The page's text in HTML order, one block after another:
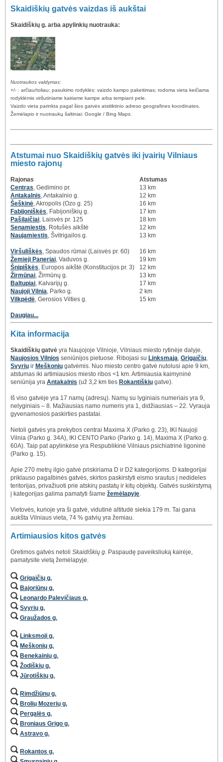
Skaidiškių gatvės vaizdas iš aukštai
Skaidiškių g. arba apylinkių nuotrauka:
Nuotraukos valdymas:
+/- : arčiau/toliau; pasukimo rodyklės: vaizdo kampo pakeitimas; rodoma vieta keičiama
rodyklėmis viršutiniame kairiame kampe arba tempiant pele.
Vaizdo vieta parinkta pagal šios gatvės atsitiktinio adreso geografines koordinates.
Žemėlapio ir nuotraukų šaltiniai: Google / Bing Maps.
Atstumai nuo Skaidiškių gatvės iki įvairių Vilniaus
miesto rajonų
Rajonas
Atstumas
Centras, Gedimino pr.
13 km
Antakalnis, Antakalnio g.
12 km
Šeškinė, Akropolis (Ozo g. 25)
16 km
Fabijoniškės, Fabijoniškių g.
17 km
Pašilaičiai, Laisvės pr. 125
18 km
Senamiestis, Rotušės aikštė
12 km
Naujamiestis, Švitrigailos g. 13 km
Viršuliškės, Spaudos rūmai (Laisvės pr. 60)
16 km
Žemieji Paneriai, Vaduvos g.
19 km
Šnipiškės, Europos aikštė (Konstitucijos pr. 3)
12 km
Žirmūnai, Žirmūnų g.
13 km
Baltupiai, Kalvarijų g.
17 km
Naujoji Vilnia, Parko g.
2 km
Vilkpėdė, Gerosios Vilties g. 15 km
Daugiau...
Kita informacija
Skaidiškių gatvė yra Naujojoje Vilnioje, Vilniaus miesto rytinėje dalyje,
Naujosios Vilnios seniūnijos pietuose. Ribojasi su Linksmąja Grigaičių
Svyrių ir Meškonių gatvėmis. Nuo miesto centro gatvė nutolusi apie 9 km,
atstumas iki artimiausios miesto ribos <1 km. Artimiausia kaimyninė
seniūnija yra Antakalnis (už 3,2 km ties Rokantiškių gatve).
Iš viso gatvėje yra 17 namų (adresų). Namų su lyginiais numeriais yra 9,
nelyginiais – 8. Mažiausias namo numeris yra 1, didžiausias – 22. Vyrauja
gyvenamosios paskirties pastatai.
Netoli gatvės yra prekybos centrai Maxima X (Parko g. 23), IKI Naujoji
Vilnia (Parko g. 34A), IKI CENTO Parko (Parko g. 14), Maxima X (Parko g.
60A). Taip pat apylinkėse yra Respublikinė Vilniaus psichiatrinė ligoninė
(Parko g. 15).
Apie 270 metrų ilgio gatvė priskiriama D ir D2 kategorijoms. D kategorijai
priklauso pagalbinės gatvės, skirtos paskirstyti eismo srautus į nedideles
teritorijas, privažiuoti prie atskirų pastatų ir kitų objektų. Gatvės suskirstymą
į kategorijas galima pamatyti šiame žemėlapyje
Vietovės, kurioje yra ši gatvė, vidutinė altitudė siekia 179 m. Tai gana
aukšta Vilniaus vieta, 74 % gatvių yra žemiau.
Artimiausios kitos gatvės
Gretimos gatvės netoli Skaidiškių g. Paspaudę paveiksliuką kairėje,
pamatysite vietą žemėlapyje.
Grigaičių g.
Bajoriūnų g.
Leonardo Palevičiaus g.
Svyrių g.
Graužados g.
Linksmoji g.
Meškonių g.
Benekainių g.
Žodiškių g.
Jūrotiškių g.
Rimdžiūnų g.
Brolių Mozerių g.
Pergalės g.
Broniaus Grigo g.
Astravo g.
Rokantos g.